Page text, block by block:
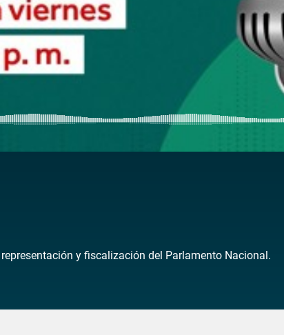
y fiscalización del Parlamento Nacional.